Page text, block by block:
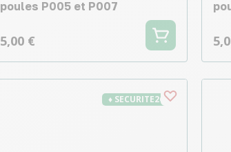
poules P005 et P007
5,00 €
♦ SECURITE26